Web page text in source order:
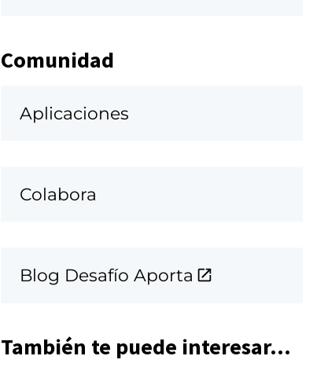
Comunidad
Aplicaciones
Colabora
Blog Desafío Aporta
También te puede interesar...